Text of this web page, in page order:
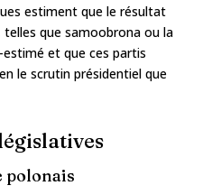
estiment que le résultat
que samoobrona ou la
et que ces partis
le scrutin présidentiel que
polonais